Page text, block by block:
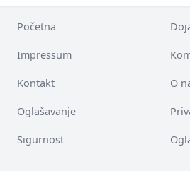
Početna
Impressum
Kontakt O
Oglašavanje
Sigurnost